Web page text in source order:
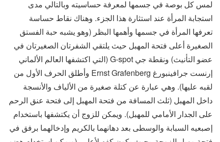
لمس كل بوصة في جسمها لمعرفة حساسيته وبالتالي مدى
استجابة المرأة عند استثارة هذا الجزء. وهناك نقاط حساسة
تعرفها المرأة في جسمها وأهمها البظر (وهو يشبه حبة الفستق
الصغيرة أعلى فتحة المهبل حيث يلتقي الشفرتان الصغيرتان في
عضو التأنيث) ونقطة جي G-spot (التي اكتشفها العالم الألماني
إرنست جرافينبورغ Ernst Grafenberg وأطلق الحرف الأول من
لقبه عليها). وهي عبارة عن كتلة صغيرة من الألياف والأنسجة
داخل المهبل (ثلث المسافة من فتحة المهبل إلى فتحة عنق الرحم
على الجدار الأمامي للمهبل). ويمكن للزوج أن يكتشفها باستخدام
إصبعيه السبابة والوسطى بعد دهانهما بالكريم وإدخالهما برفق في